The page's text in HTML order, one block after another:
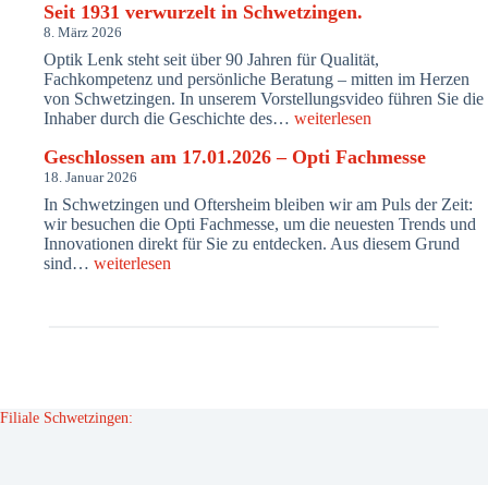
Seit 1931 verwurzelt in Schwetzingen.
8. März 2026
Optik Lenk steht seit über 90 Jahren für Qualität,
Fachkompetenz und persönliche Beratung – mitten im Herzen
von Schwetzingen. In unserem Vorstellungsvideo führen Sie die
Inhaber durch die Geschichte des… Seit
verwurzelt
Schwetzingen.
weiterlesen
Geschlossen am 17.01.2026 – Opti Fachmesse
18. Januar 2026
In Schwetzingen und Oftersheim bleiben wir am Puls der Zeit:
wir besuchen die Opti Fachmesse, um die neuesten Trends und
Innovationen direkt für Sie zu entdecken. Aus diesem Grund
sind… Geschlossen
weiterlesen
Filiale Schwetzingen: